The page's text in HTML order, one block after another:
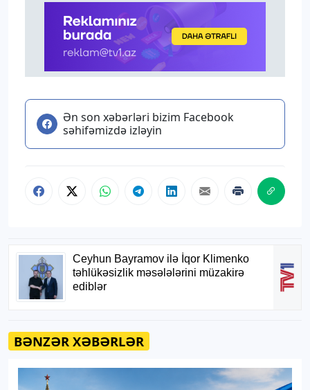
Ən son xəbərləri bizim Facebook
səhifəmizdə izləyin
BƏNZƏR XƏBƏRLƏR